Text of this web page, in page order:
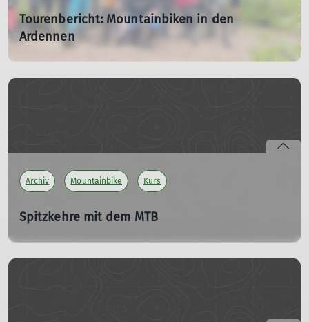
Tourenbericht: Mountainbiken in den
Ardennen
27.06.2024
Vom 21. bis 23. Juni 2024 erlebten wir ein aufregendes
Archiv Mountainbike Kurs
Spitzkehre mit dem MTB
Sa. 17.05.2025 13:30 Uhr
Die Spitzkehre: Das Salz in der Suppe eines jeden Trails
Im Prinzip gibt es drei Möglichkeiten, wenn wir in einem